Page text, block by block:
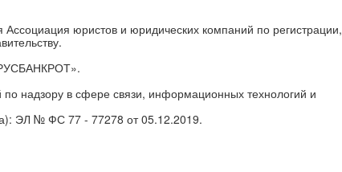
юристов и юридических компаний по регистрации,
надзору в сфере связи, информационных технологий и
ЭЛ № ФС 77 - 77278 от 05.12.2019.